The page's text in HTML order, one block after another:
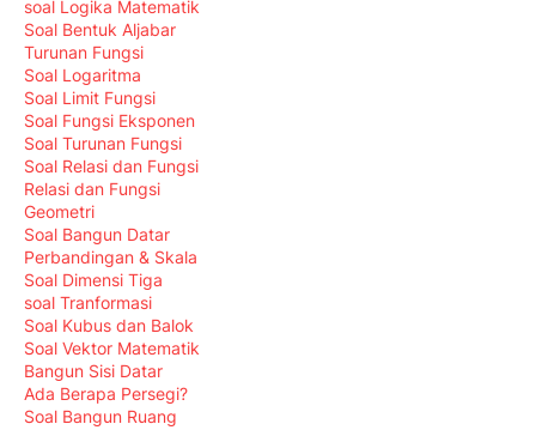
soal Logika Matematik
Soal Bentuk Aljabar
Turunan Fungsi
Soal Logaritma
Soal Limit Fungsi
Soal Fungsi Eksponen
Soal Turunan Fungsi
Soal Relasi dan Fungsi
Relasi dan Fungsi
Geometri
Soal Bangun Datar
Perbandingan & Skala
Soal Dimensi Tiga
soal Tranformasi
Soal Kubus dan Balok
Soal Vektor Matematik
Bangun Sisi Datar
Ada Berapa Persegi?
Soal Bangun Ruang